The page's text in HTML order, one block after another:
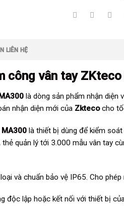
LIÊN HỆ
công vân tay
là dòng sản phẩm nhận diện
nhận diện mới của Zktecocho
là thiết bị dùng để kiểm
thẻ quản lý tới 3.000 mẫu vân tay
và chuẩn bảo vệ IP65. Cho
độc lập hoặc kết nối với thiết bị